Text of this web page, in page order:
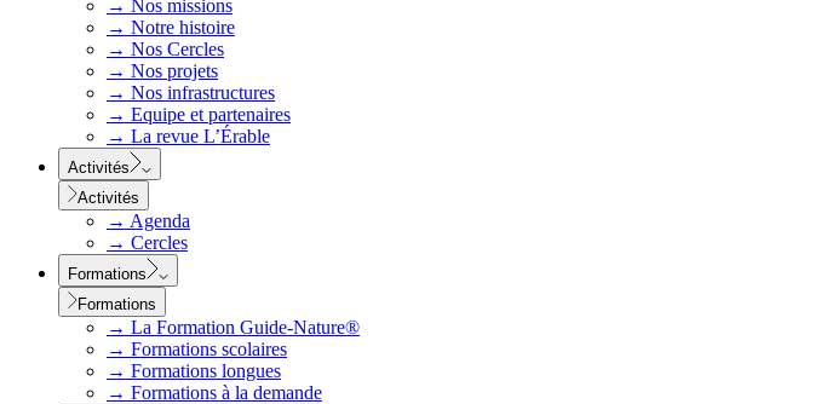
→ Nos missions
→ Notre histoire
→ Nos Cercles
→ Nos projets
→ Nos infrastructures
→ Equipe et partenaires
→ La revue L’Érable
Activités
Activités
→ Agenda
→ Cercles
Formations
Formations
→ La Formation Guide-Nature®
→ Formations scolaires
→ Formations longues
→ Formations à la demande